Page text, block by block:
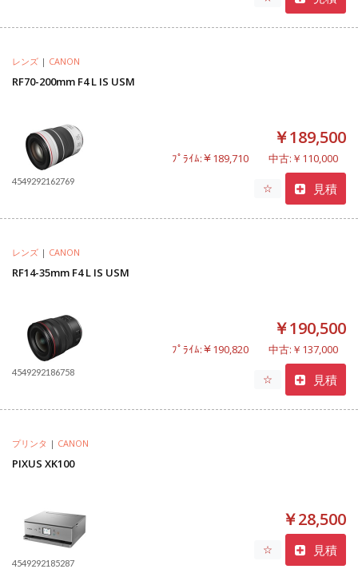
レンズ | CANON
RF70-200mm F4 L IS USM
4549292162769
￥189,500
ﾌﾟﾗｲﾑ:￥189,710 中古:￥110,000
☆ 見積
レンズ | CANON
RF14-35mm F4 L IS USM
4549292186758
￥190,500
ﾌﾟﾗｲﾑ:￥190,820 中古:￥137,000
☆ 見積
プリンタ | CANON
PIXUS XK100
4549292185287
￥28,500
☆ 見積